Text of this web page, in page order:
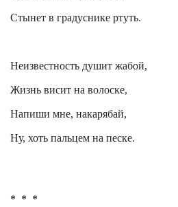
Стынет в градуснике ртуть.
Неизвестность душит жабой,
Жизнь висит на волоске,
Напиши мне, накарябай,
Ну, хоть пальцем на песке.
* * *